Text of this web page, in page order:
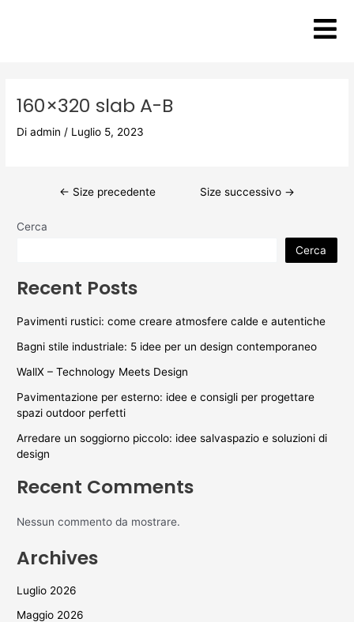
160×320 slab A-B
Diadmin / Luglio 5, 2023
← Size precedente Size successivo →
Cerca
Cerca
Recent Posts
Pavimenti rustici: come creare atmosfere calde e autentiche
Bagni stile industriale: 5 idee per un design contemporaneo
WallX – Technology Meets Design
Pavimentazione per esterno: idee e consigli per progettare
spazi outdoor perfetti
Arredare un soggiorno piccolo: idee salvaspazio e soluzioni di
design
Recent Comments
Nessun commento da mostrare.
Archives
Luglio 2026
Maggio 2026